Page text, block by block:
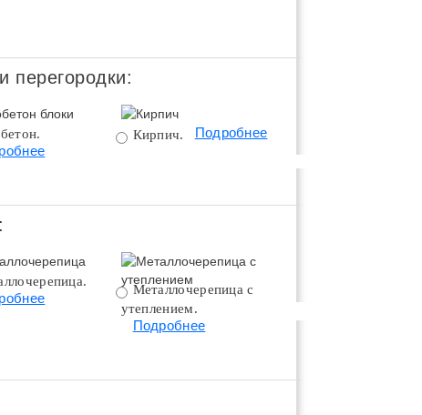
Подробнее
перегородки:
Кирпич. Подробнее
Металлочерепица с
утеплением.
Подробнее Подробнее